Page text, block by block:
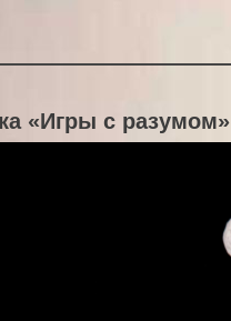
«Игры с разумом»